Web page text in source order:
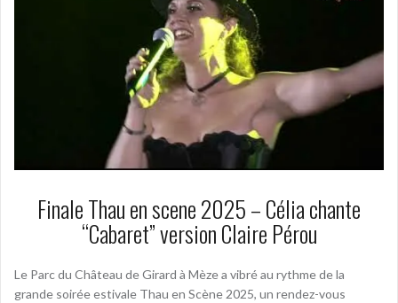
Finale Thau en scene 2025 – Célia chante
“Cabaret” version Claire Pérou
Le Parc du Château de Girard à Mèze a vibré au rythme de la
grande soirée estivale Thau en Scène 2025, un rendez-vous